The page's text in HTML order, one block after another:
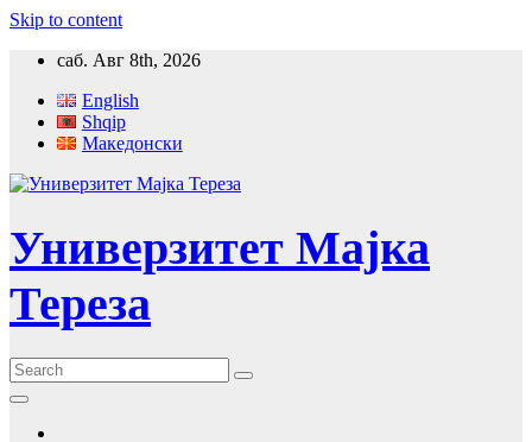
Skip to content
саб. Авг 8th, 2026
English
Shqip
Македонски
Универзитет Мајка
Тереза